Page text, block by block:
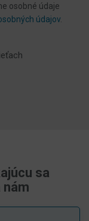
osobné údaje
údajov.
sa
nám